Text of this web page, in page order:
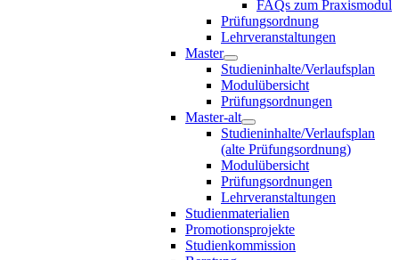
FAQs zum Praxismodul
Prüfungsordnung
Lehrveranstaltungen
Master
Studieninhalte/Verlaufsplan
Modulübersicht
Prüfungsordnungen
Master-alt
Studieninhalte/Verlaufsplan
(alte Prüfungsordnung)
Modulübersicht
Prüfungsordnungen
Lehrveranstaltungen
Studienmaterialien
Promotionsprojekte
Studienkommission